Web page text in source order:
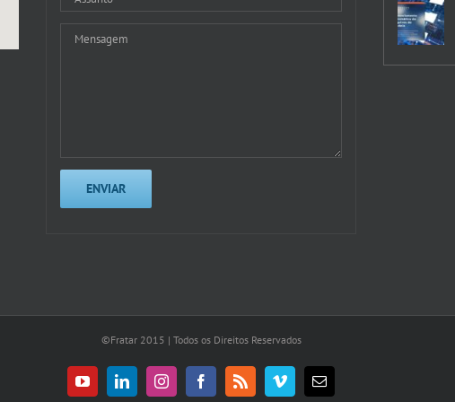
©Fratar 2015 | Todos os Direitos Reservados
YouTubeLinkedInInstagramFacebook
Rss VimeoE-